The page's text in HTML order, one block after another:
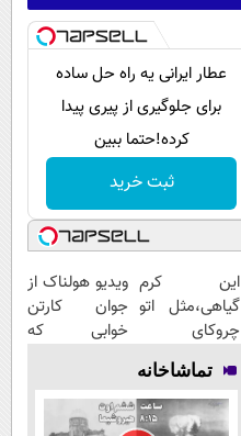
عطار ایرانی یه راه حل ساده
برای جلوگیری از پیری پیدا
کرده!حتما ببین
ثبت خرید
این کرم
گیاهی،مثل اتو
چروکای
پوستتوصاف
میکنه!50%تخفیف
ویدیو هولناک از
جوان کارتن
خوابی که
تماشاخانه